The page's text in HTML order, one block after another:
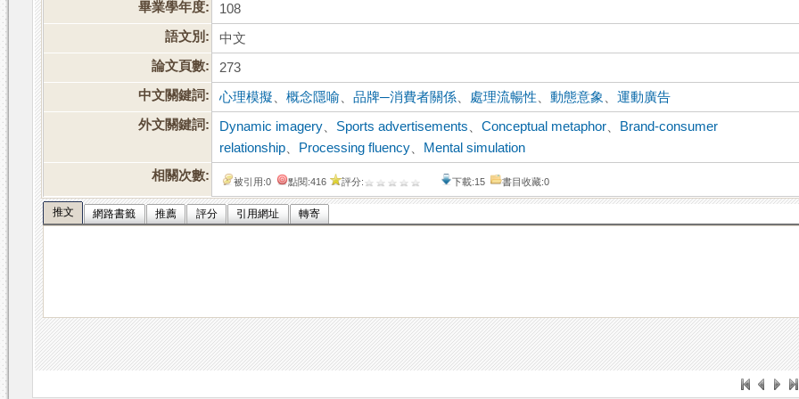
畢業學年度:
108
語文別:
中文
論文頁數:
273
中文關鍵詞:
心理模擬 、概念隱喻 、品牌─消費者關係 處理流暢性 、動態意象 、運動廣告
外文關鍵詞:
Dynamic imagery Sports advertisements 、Conceptual metaphor
Brand-consumer
relationship
Processing fluency
Mental simulation
相關次數:
被引用:0 點閱:416 評分: 下載:15 書目收藏:0
推文 網路書籤 推薦 評分 引用網址 轉寄